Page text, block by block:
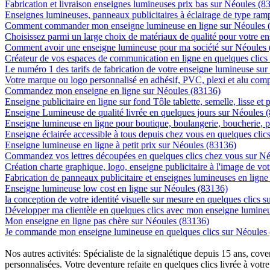
Fabrication et livraison enseignes lumineuses prix bas sur Néoules
Enseignes lumineuses, panneaux publicitaires à éclairage de type
Comment commander mon enseigne lumineuse en ligne sur Néoules
Choisissez parmi un large choix de matériaux de qualité pour votre
Comment avoir une enseigne lumineuse pour ma société sur Néoules
Créateur de vos espaces de communication en ligne en quelques
Le numéro 1 des tarifs de fabrication de votre enseigne lumineuse
Votre marque ou logo personnalisé en adhésif, PVC, plexi et alu
Commandez mon enseigne en ligne sur Néoules (83136)
Enseigne publicitaire en ligne sur fond Tôle tablette, semelle, lisse et
Enseigne Lumineuse de qualité livrée en quelques jours sur Néoules
Enseigne lumineuse en ligne pour boutique, boulangerie, boucherie,
Enseigne éclairée accessible à tous depuis chez vous en quelques
Enseigne lumineuse en ligne à petit prix sur Néoules (83136)
Commandez vos lettres découpées en quelques clics chez vous sur
Création charte graphique, logo, enseigne publicitaire à l'image de
Fabrication de panneaux publicitaire et enseignes lumineuses en
Enseigne lumineuse low cost en ligne sur Néoules (83136)
la conception de votre identité visuelle sur mesure en quelques clics
Développer ma clientèle en quelques clics avec mon enseigne
Mon enseigne en ligne pas chère sur Néoules (83136)
Je commande mon enseigne lumineuse en quelques clics sur
Nos autres activités: Spécialiste de la signalétique depuis 15 ans,
personnalisées. Votre deventure refaite en quelques clics livrée à